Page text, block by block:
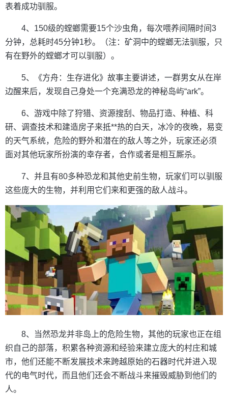
表着成功驯服。
4、150级的螳螂需要15个沙虫角，每次喂养间隔时间3
分钟，总耗时45分钟1秒。（注：矿洞中的螳螂无法驯服，只
有在野外的螳螂才可以驯服）。
5、《方舟：生存进化》故事主要讲述，一群男女从在岸
边醒来后，发现自己身处一个充满恐龙的神秘岛屿“ark”。
6、游戏中除了狩猎、资源搜刮、物品打造、种植、科
研、调查技术和建造房子来抵**热的白天，冰冷的夜晚，易变
的天气系统，危险的野外和潜在的敌人等之外，玩家还必须
面对其他玩家所扮演的幸存者，合作或者是相互厮杀。
7、并且有80多种恐龙和其他史前生物，玩家们可以驯服
这些庞大的生物，并利用它们来和更强的敌人战斗。
8、当然恐龙并非岛上的危险生物，其他的玩家也正在组
织自己的部落，积累各种资源和经验来建立庞大的村庄和城
市，他们还能不断发展技术来跨越原始的石器时代并进入现
代的电气时代，而且他们还会不断战斗来摧毁威胁到他们的
人。